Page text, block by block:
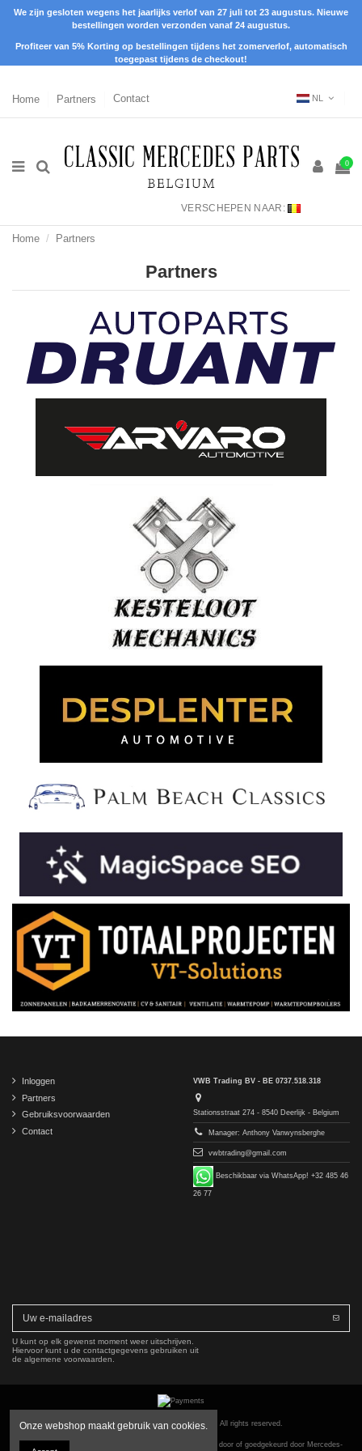
We zijn gesloten wegens het jaarlijks verlof van 27 juli tot 23 augustus. Nieuwe
bestellingen worden verzonden vanaf 24 augustus.
Profiteer van 5% Korting op bestellingen tijdens het zomerverlof, automatisch
toegepast tijdens de checkout!
Home Partners Contact NL
0
VERSCHEPEN NAAR:
Home Partners
Partners
Inloggen
Partners
Gebruiksvoorwaarden
Contact
VWB Trading BV - BE 0737.518.318
Stationsstraat 274 - 8540 Deerlijk - Belgium
Manager: Anthony Vanwynsberghe
vwbtrading@gmail.com
Beschikbaar via WhatsApp! +32 485 46
26 77
U kunt op elk gewenst moment weer uitschrijven.
Hiervoor kunt u de contactgegevens gebruiken uit
de algemene voorwaarden.
Copyright © 2016-2026 VWB Trading BV. All rights reserved.
Het bedrijf VWB Trading is niet gelieerd aan, geautoriseerd door of goedgekeurd door Mercedes-
Onze webshop maakt gebruik van cookies.